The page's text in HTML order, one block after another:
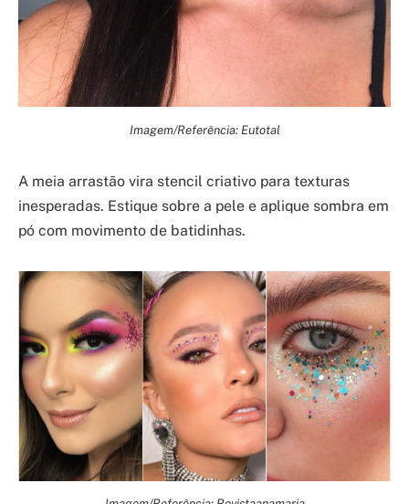
Imagem/Referência: Eutotal
A meia arrastão vira stencil criativo para texturas
inesperadas. Estique sobre a pele e aplique sombra em
pó com movimento de batidinhas.